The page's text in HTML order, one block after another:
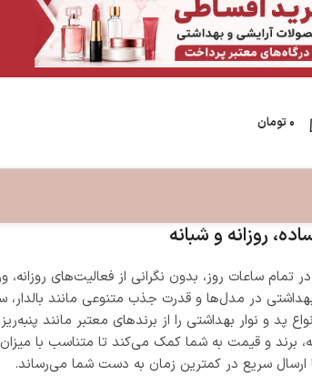
۰ تومان
روزانه و شبانه
ساعات روز، بدون نگرانی از فعالیت‌های
در مدل‌ها و قدرت جذب متنوعی مانند بالدار،
و نوار بهداشتی را از برندهای معتبر مانند
برند و قیمت به شما کمک می‌کند تا متناسب با
ارسال سریع در کمترین زمان به دست شما می‌رساند.